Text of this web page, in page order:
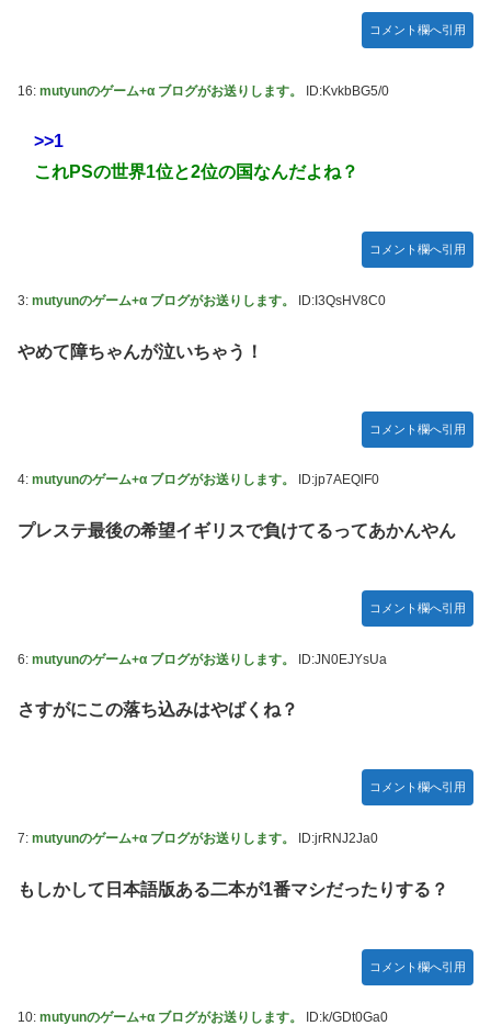
コメント欄へ引用
16: mutyunのゲーム+α ブログがお送りします。 ID:KvkbBG5/0
>>1
これPSの世界1位と2位の国なんだよね？
コメント欄へ引用
3: mutyunのゲーム+α ブログがお送りします。 ID:I3QsHV8C0
やめて障ちゃんが泣いちゃう！
コメント欄へ引用
4: mutyunのゲーム+α ブログがお送りします。 ID:jp7AEQlF0
プレステ最後の希望イギリスで負けてるってあかんやん
コメント欄へ引用
6: mutyunのゲーム+α ブログがお送りします。 ID:JN0EJYsUa
さすがにこの落ち込みはやばくね？
コメント欄へ引用
7: mutyunのゲーム+α ブログがお送りします。 ID:jrRNJ2Ja0
もしかして日本語版ある二本が1番マシだったりする？
コメント欄へ引用
10: mutyunのゲーム+α ブログがお送りします。 ID:k/GDt0Ga0